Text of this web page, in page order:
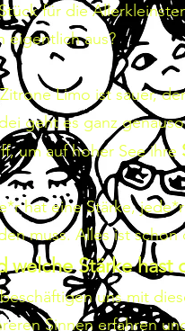
für die
eigentlich aus?
Limo ist sauer,
geht es ganz
um auf hoher See ihre
hat eine Stärke,
muss. Alles ist
welche Stärke hast
uns mit
Sinnen erfahren